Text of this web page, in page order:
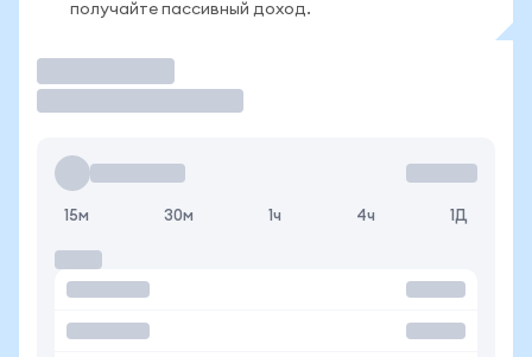
получайте пассивный доход.
15м 30м 1ч 4ч 1Д